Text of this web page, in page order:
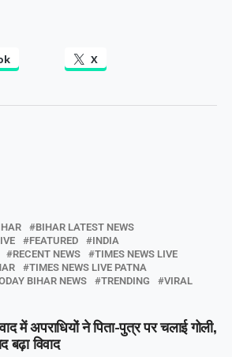
X
BIHAR LATEST NEWS
FEATURED
INDIA
RECENT NEWS
TIMES NEWS LIVE
TIMES NEWS LIVE PATNA
BIHAR NEWS TRENDING VIRAL
में अपराधियों ने पिता-पुत्र पर चलाई गोली,
बढ़ा विवाद